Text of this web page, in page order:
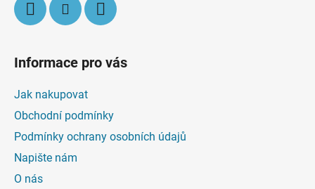
Informace pro vás
Jak nakupovat
Obchodní podmínky
Podmínky ochrany osobních údajů
Napište nám
O nás